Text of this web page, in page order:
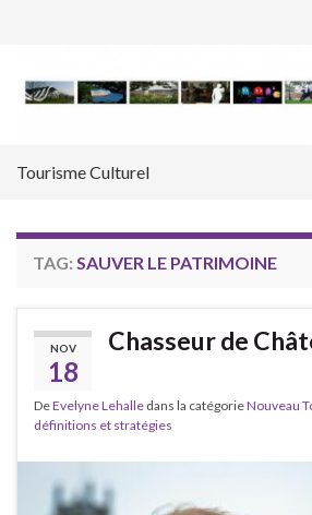
Tourisme Culturel
TAG: SAUVER LE PATRIMOINE
NOV
18
Chasseur de
DeEvelyne Lehalle dans la catégorieNouveau
définitions et stratégies